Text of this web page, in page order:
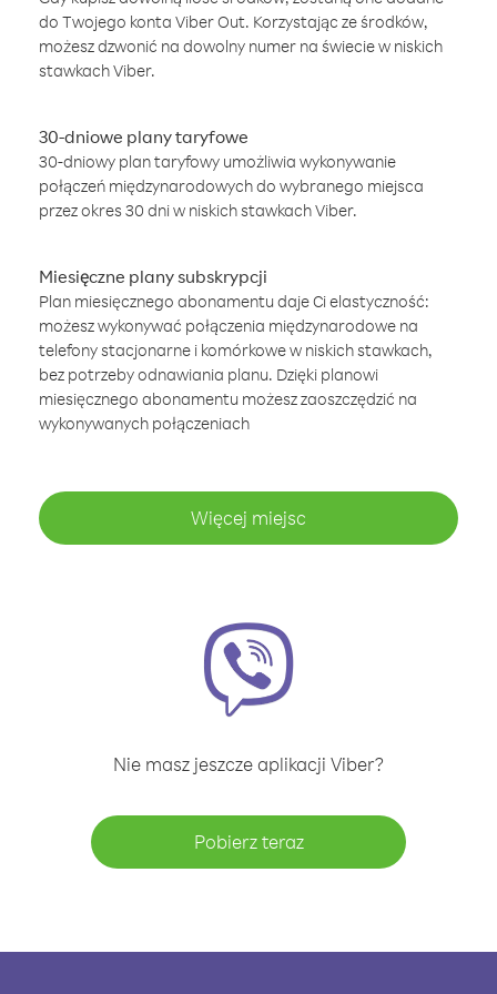
do Twojego konta Viber Out. Korzystając ze środków,
możesz dzwonić na dowolny numer na świecie w niskich
stawkach Viber.
30-dniowe plany taryfowe
30-dniowy plan taryfowy umożliwia wykonywanie
połączeń międzynarodowych do wybranego miejsca
przez okres 30 dni w niskich stawkach Viber.
Miesięczne plany subskrypcji
Plan miesięcznego abonamentu daje Ci elastyczność:
możesz wykonywać połączenia międzynarodowe na
telefony stacjonarne i komórkowe w niskich stawkach,
bez potrzeby odnawiania planu. Dzięki planowi
miesięcznego abonamentu możesz zaoszczędzić na
wykonywanych połączeniach
Więcej miejsc
Nie masz jeszcze aplikacji Viber?
Pobierz teraz